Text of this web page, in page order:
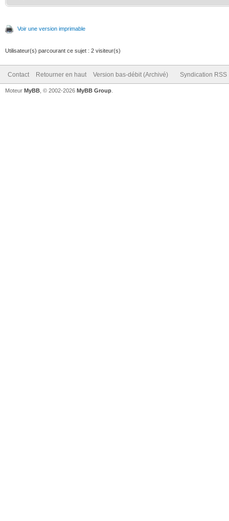
Voir une version imprimable
Utilisateur(s) parcourant ce sujet : 2 visiteur(s)
Contact Retourner en haut Version bas-débit (Archivé) Syndication RSS
Moteur MyBB , © 2002-2026 MyBB Group